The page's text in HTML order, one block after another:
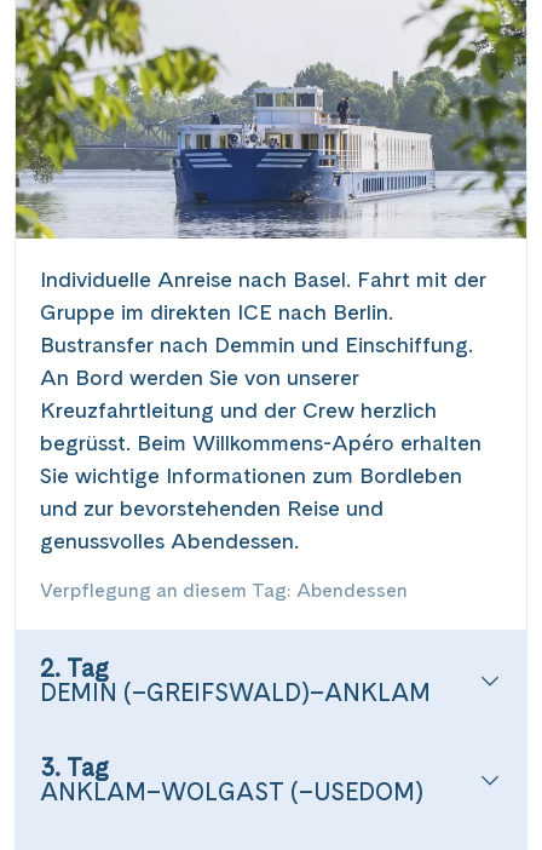
Individuelle Anreise nach Basel. Fahrt mit der
Gruppe im direkten ICE nach Berlin.
Bustransfer nach Demmin und Einschiffung.
An Bord werden Sie von unserer
Kreuzfahrtleitung und der Crew herzlich
begrüsst. Beim Willkommens-Apéro erhalten
Sie wichtige Informationen zum Bordleben
und zur bevorstehenden Reise und
genussvolles Abendessen.
Verpflegung an diesem Tag: Abendessen
2. Tag
DEMIN (–GREIFSWALD)–ANKLAM
3. Tag
ANKLAM–WOLGAST (–USEDOM)